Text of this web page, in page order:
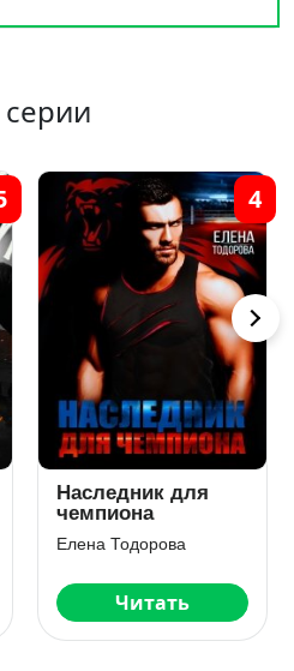
Наследник для
чемпиона
Елена Тодорова
Читать
4